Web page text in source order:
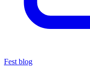
Fest blog